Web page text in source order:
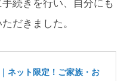
続きを行い、自分にも
だきました。
ネット限定！ご家族・お